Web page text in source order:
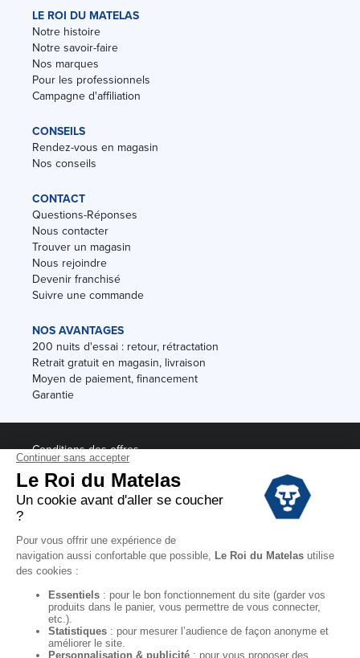
LE ROI DU MATELAS
Notre histoire
Notre savoir-faire
Nos marques
Pour les professionnels
Campagne d'affiliation
CONSEILS
Rendez-vous en magasin
Nos conseils
CONTACT
Questions-Réponses
Nous contacter
Trouver un magasin
Nous rejoindre
Devenir franchisé
Suivre une commande
NOS AVANTAGES
200 nuits d'essai : retour, rétractation
Retrait gratuit en magasin, livraison
Moyen de paiement, financement
Garantie
Conditions des offres
Black Friday
Destockage
Soldes
Conditions Générales de vente magasin
Conditions Générales de vente internet
Mentions Légales
Données personnelles
Codes promo Le Roi du Matelas